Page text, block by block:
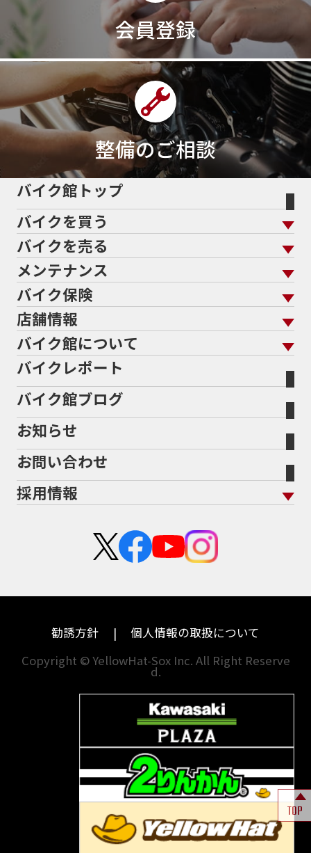
会員登録
整備のご相談
バイク館トップ
バイクを買う
バイクを買う トップ
バイクを探す
メーカーから探す
色から探す
スタイルから探す
排気量から探す
地域から探す
走行距離から探す
中古車から探す
バイクを売る
バイクを売る トップ
バイク館買取の強み
バイクを高く売るコツ
バイク買取の流れ
全国展開の強み
よくあるご質問
バイク買取強化車両
メーカー別買取相場・
ヤマハ
ホンダ
スズキ
ハーレーダビッドソン
ドゥカティ
トライアンフ
アプリリア
KTM
モトグッツイ
MVアグスタ
他海外ﾒｰｶｰ
メンテナンス
メンテナンス トップ
バイク点検
バイク車検
Bikeep
プロテクションフィルム
バイク保険
バイク保険 トップ
自賠責保険
任意保険
バイク保険無料見積り（現在未加入の方）
バイク保険無料見積り（他社でご加入の方）
盗難保険
店舗情報
店舗情報 トップ
北海道
宮城
福島
茨城
栃木
兵庫
福岡
長崎
熊本
バイク館について
バイク館について トップ
バイク館が選ばれる理由
会社概要
沿革
二輪公正取引協議会加盟店
バイクレポート
バイク館ブログ
お知らせ
お問い合わせ
採用情報
中途採用・アルバイト
TOP
勧誘方針
個人情報の取扱について
Copyright © YellowHat-Sox Inc. All Right Reserve
d.